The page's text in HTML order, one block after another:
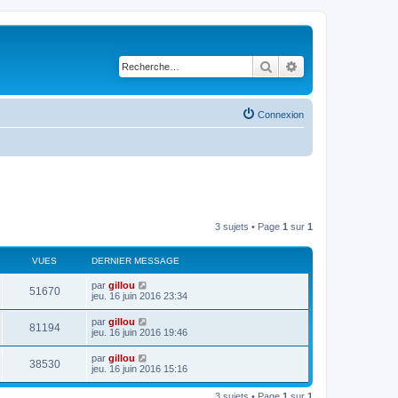
Rechercher
Connexion
3 sujets • Page 1 sur 1
VUES DERNIER MESSAGE
51670 par gillou
jeu. 16 juin 2016 23:34
81194 par gillou
jeu. 16 juin 2016 19:46
38530 par gillou
jeu. 16 juin 2016 15:16